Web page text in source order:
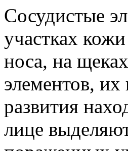
Сосудистые
участках
носа, на
элементов, их
развития
лице